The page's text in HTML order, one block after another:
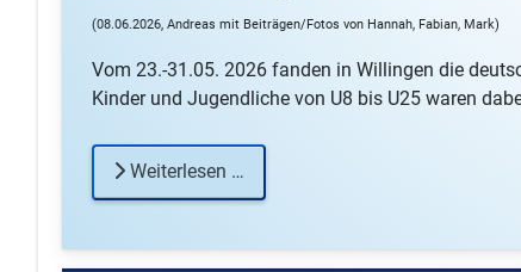
(08.06.2026, Andreas mit Beiträgen/Fotos von Hannah, Fabian, Mark)
Vom 23.-31.05. 2026 fanden in Willingen die
Kinder und Jugendliche von U8 bis U25 waren
Weiterlesen …